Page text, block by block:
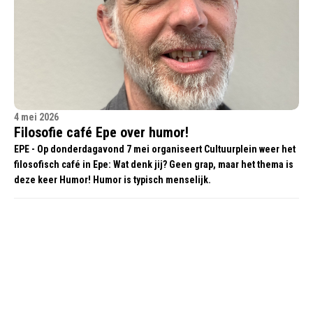
4 mei 2026
Filosofie café Epe over humor!
EPE - Op donderdagavond 7 mei organiseert Cultuurplein weer het
filosofisch café in Epe: Wat denk jij? Geen grap, maar het thema is
deze keer Humor! Humor is typisch menselijk.